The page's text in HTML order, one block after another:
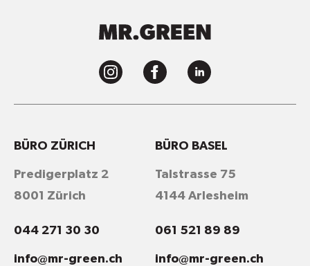
BÜRO ZÜRICH
Predigerplatz 2
8001 Zürich
044 271 30 30
info@mr-green.ch
BÜRO BASEL
Talstrasse 75
4144 Arlesheim
061 521 89 89
info@mr-green.ch